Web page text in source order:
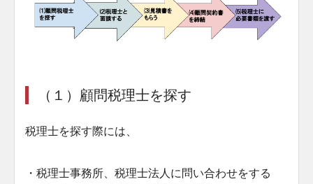
（１）顧問税理士を探す
税理士を探す際には、
・税理士事務所、税理士法人に問い合わせをする